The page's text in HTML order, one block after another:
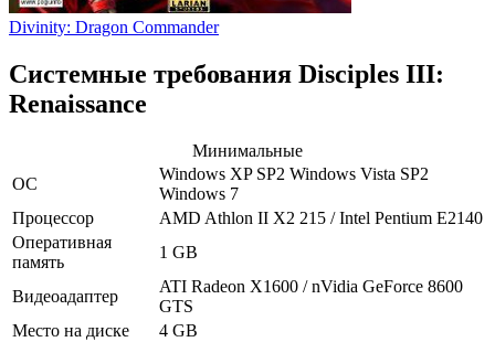
Divinity: Dragon Commander
Системные требования Disciples III:
Renaissance
Минимальные
ОС
Windows XP SP2 Windows Vista SP2
Windows 7
Процессор
AMD Athlon II X2 215 / Intel Pentium E2140
Оперативная
память
1 GB
Видеоадаптер
ATI Radeon X1600 / nVidia GeForce 8600
GTS
Место на диске
4 GB